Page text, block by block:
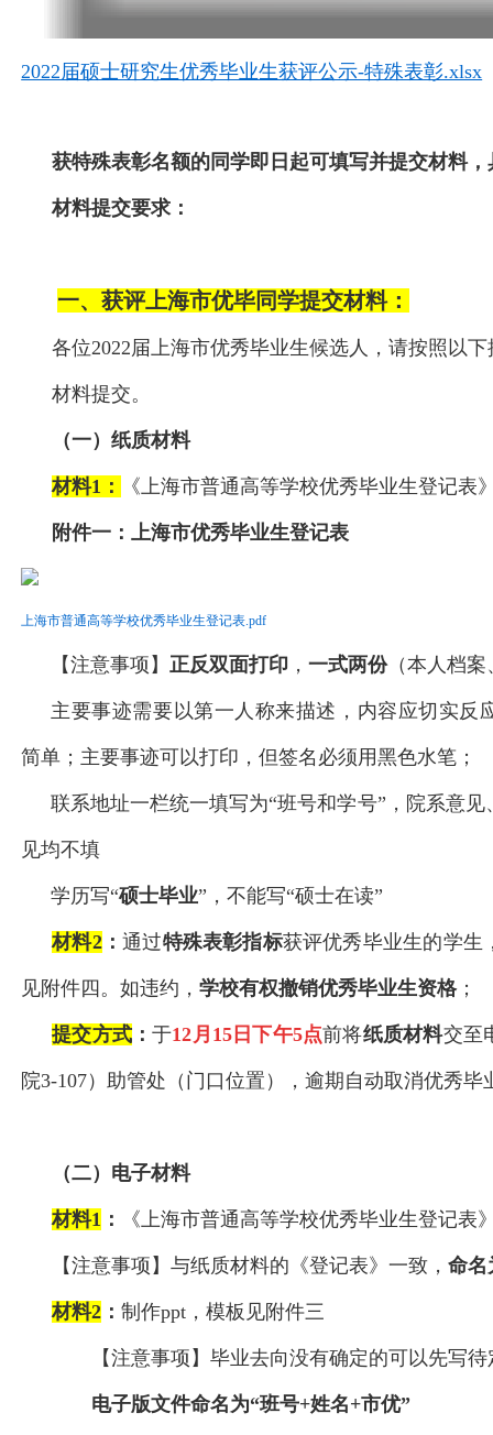
2022届硕士研究生优秀毕业生获评公示-特殊表彰.xlsx
获特殊表彰名额的同学即日起可填写并提交材料
材料提交要求：
一、获评上海市优毕同学提交材料：
各位2022届上海市优秀毕业生候选人，请按照以
材料提交。
（一）纸质材料
材料1： 《上海市普通高等学校优秀毕业生登记表
附件一： 上海市优秀毕业生登记表
上海市普通高等学校优秀毕业生登记表.pdf
【注意事项】 正反双面打印 ，一式两份（本人档案
主要事迹需要以第一人称来描述，内容应切实反
简单；主要事迹可以打印，但签名必须用黑色水笔；
联系地址一栏统一填写为“班号和学号”，院系意
见均不填
学历写“硕士毕业”，不能写“硕士在读”
材料2：通过特殊表彰指标获评优秀毕业生的学生
见附件四。如违约，学校有权撤销优秀毕业生资格；
提交方式 ：于12 月15日下午5点前将纸质材料交至
院3-107）助管处（门口位置），逾期自动取消优秀毕
（二）电子材料
材料1 ： 《上海市普通高等学校优秀毕业生登记表
【注意事项】与纸质材料的《登记表》一致，命名
材料2 ：制作ppt，模板见附件三
【注意事项】毕业去向没有确定的可以先写待
电子版文件命名为“班号+姓名+市优”